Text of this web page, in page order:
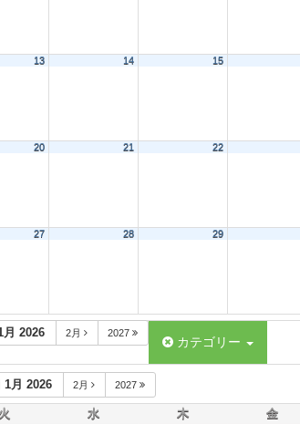
13 14 15
20 21 22
27 28 29
月 2026 2月 2027
カテゴリー
1月 2026 2月 2027
火 水 木 金